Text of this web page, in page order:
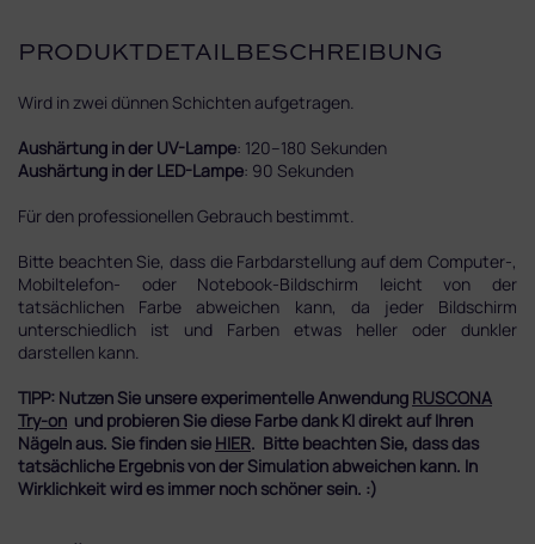
PRODUKTDETAILBESCHREIBUNG
Wird in zwei dünnen Schichten aufgetragen.
Aushärtung in der UV-Lampe: 120–180 Sekunden
Aushärtung in der LED-Lampe: 90 Sekunden
Für den professionellen Gebrauch bestimmt.
Bitte beachten Sie, dass die Farbdarstellung auf dem Computer-,
Mobiltelefon- oder Notebook-Bildschirm leicht von der
tatsächlichen Farbe abweichen kann, da jeder Bildschirm
unterschiedlich ist und Farben etwas heller oder dunkler
darstellen kann.
TIPP: Nutzen Sie unsere experimentelle Anwendung RUSCONA
Try-on und probieren Sie diese Farbe dank KI direkt auf Ihren
Nägeln aus. Sie finden sie HIER. Bitte beachten Sie, dass das
tatsächliche Ergebnis von der Simulation abweichen kann. In
Wirklichkeit wird es immer noch schöner sein. :)